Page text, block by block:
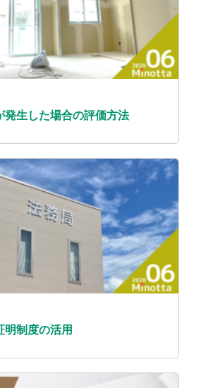
発生した場合の評価方法
明制度の活用